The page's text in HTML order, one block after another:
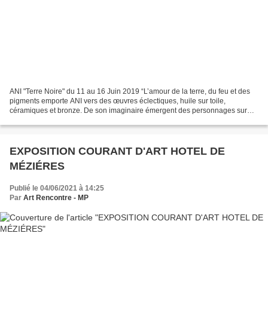
ANI "Terre Noire" du 11 au 16 Juin 2019 “L’amour de la terre, du feu et des
pigments emporte ANI vers des œuvres éclectiques, huile sur toile,
céramiques et bronze. De son imaginaire émergent des personnages sur
EXPOSITION COURANT D'ART HOTEL DE
MÉZIÉRES
Publié le 04/06/2021 à 14:25
Par Art Rencontre - MP